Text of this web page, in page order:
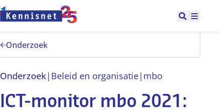
Doorgaan naar hoofdinhoud
Open
Onderzoek
Onderzoek| Beleid en organisatie| mbo
ICT-monitor mbo 2021: